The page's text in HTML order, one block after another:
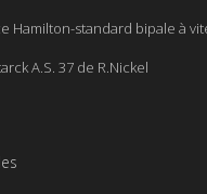
Hamilton-standard bipale à
A.S. 37 de R.Nickel